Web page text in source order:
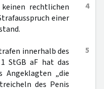
4
rechtlichen
einer
5
innerhalb des
StGB aF hat das
Angeklagten „die
des Penis